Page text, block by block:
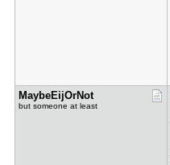
MaybeEijOr​Not
but someone at least